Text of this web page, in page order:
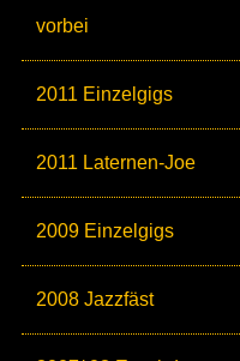
vorbei
2011 Einzelgigs
2011 Laternen-Joe
2009 Einzelgigs
2008 Jazzfäst